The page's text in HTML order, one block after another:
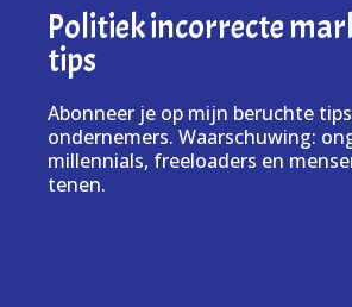
Politiek incorrecte
tips
Abonneer je op mijn beruchte
ondernemers. Waarschuwing:
millennials, freeloaders en
tenen.